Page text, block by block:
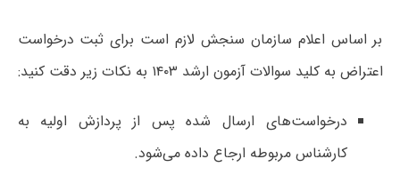
بر اساس اعلام سازمان سنجش لازم است برای ثبت درخواست
اعتراض به کلید سوالات آزمون ارشد ۱۴۰۳ به نکات زیر دقت کنید:
درخواست‌های ارسال شده پس از پردازش اولیه به
کارشناس مربوطه ارجاع داده می‌شود.